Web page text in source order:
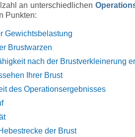
an unterschiedlichen
Punkten:
Gewichtsbelastung
Brustwarzen
nach der Brustverkleinerung
Ihrer Brust
des Operationsergebnisses
der Brust